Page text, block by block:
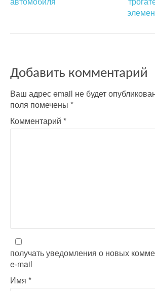
a
v
i
g
Добавить комментарий
Ваш адрес email не будет
поля помечены *
Комментарий *
получать уведомления о новых
e-mail
Имя *